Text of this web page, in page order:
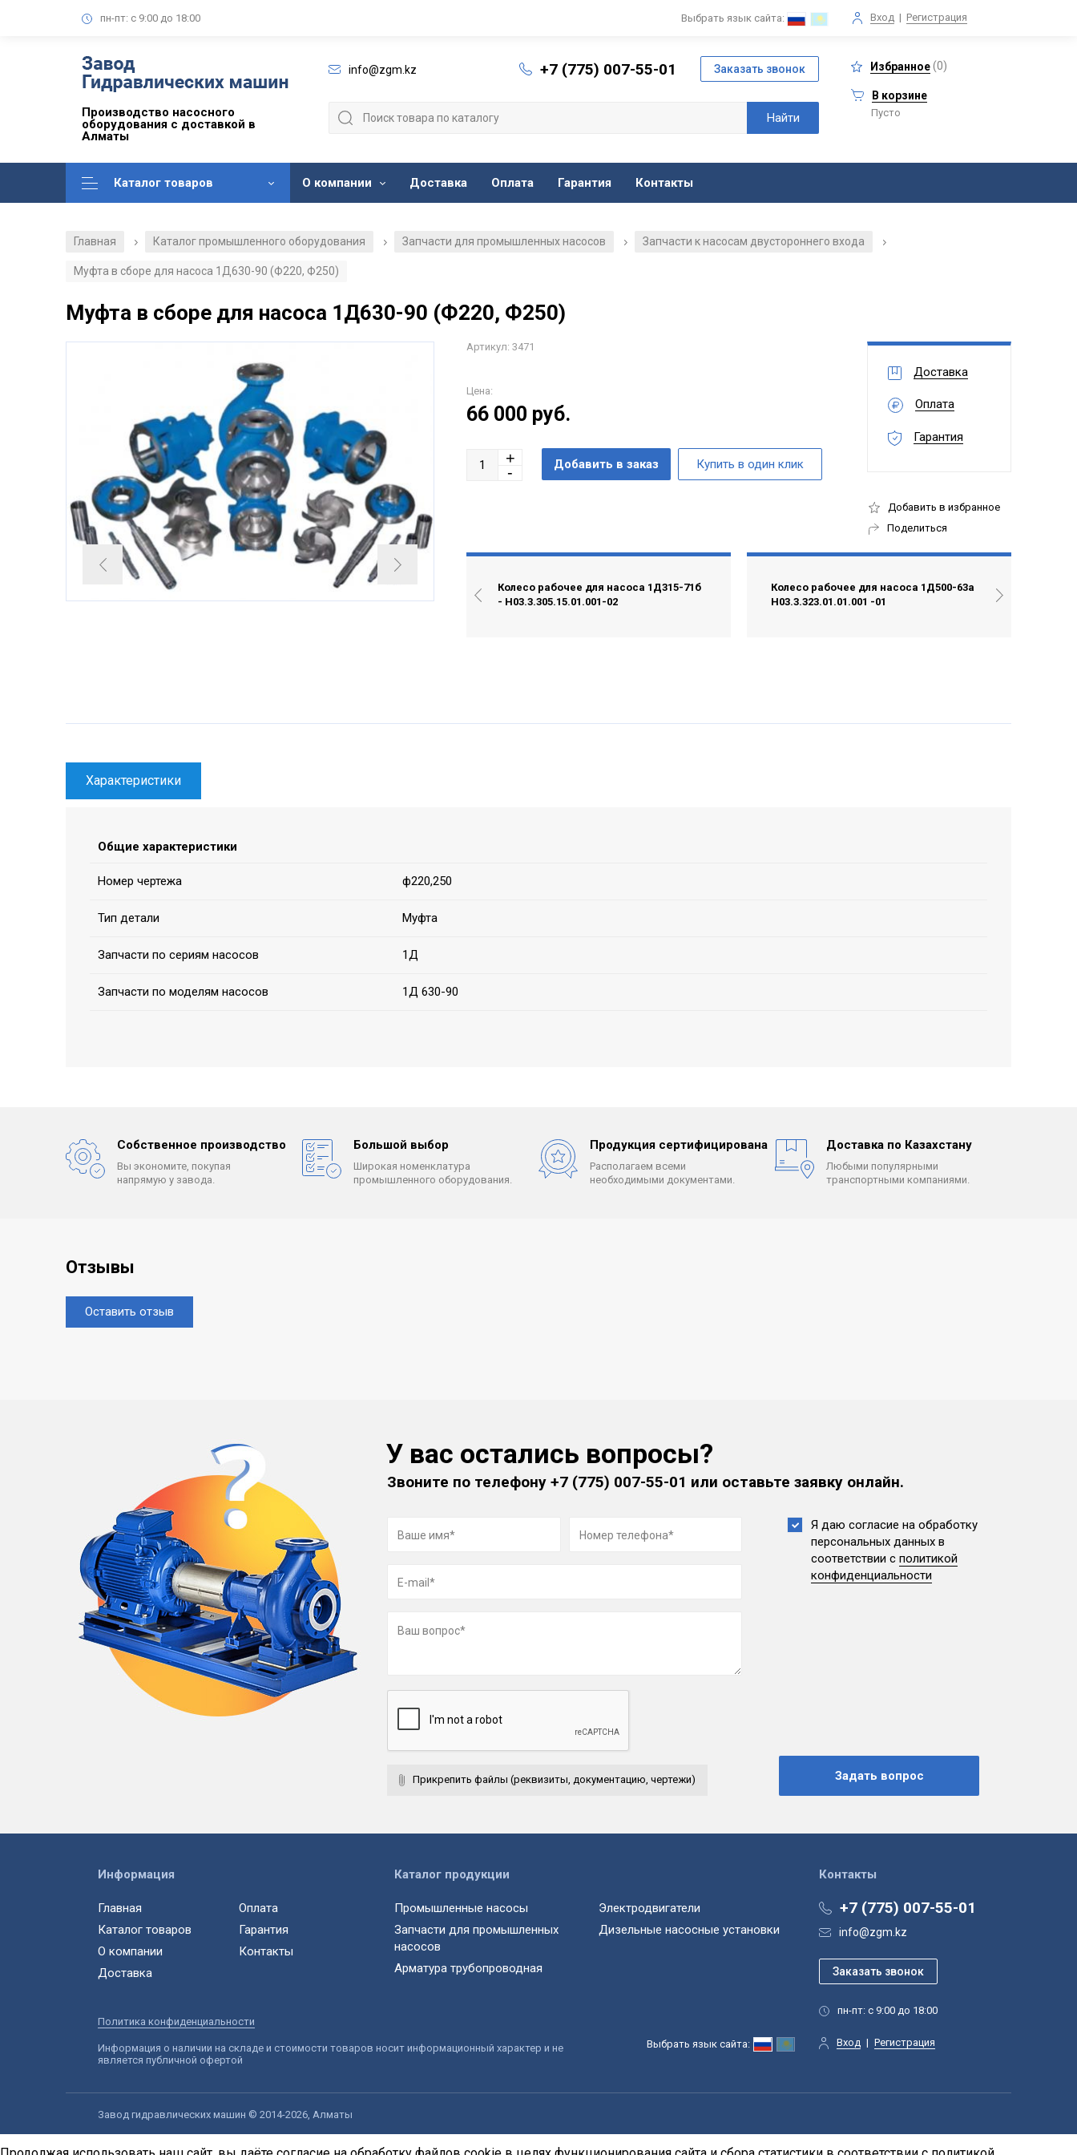
пн-пт: с 9:00 до 18:00 Вход | Регистрация
Выбрать язык сайта:
Производство насосного
оборудования с доставкой в
Алматы
info@zgm.kz +7 (775) 007-55-01 Избранное(0)
В корзине
Пусто
Каталог товаров О компании Доставка Оплата Гарантия Контакты
Главная / Каталог промышленного оборудования / Запчасти для промышленных насосов / Запчасти к насосам двустороннего входа
/
Муфта в сборе для насоса 1Д630-90 (Ф220, Ф250)
Муфта в сборе для насоса 1Д630-90 (Ф220, Ф250)
Артикул: 3471
Цена:
66 000 руб.
Доставка
Оплата
Гарантия
Добавить в избранное
Поделиться
Колесо рабочее для насоса 1Д315-71б
- Н03.3.305.15.01.001-02
Колесо рабочее для насоса 1Д500-63а
Н03.3.323.01.01.001 -01
Характеристики
Общие характеристики
Номер чертежа ф220,250
Тип детали Муфта
Запчасти по сериям насосов 1Д
Запчасти по моделям насосов 1Д 630-90
Собственное производство
Вы экономите, покупая
напрямую у завода.
Большой выбор
Широкая номенклатура
промышленного оборудования.
Продукция сертифицирована
Располагаем всеми
необходимыми документами.
Доставка по Казахстану
Любыми популярными
транспортными компаниями.
Отзывы
Оставить отзыв
У вас остались вопросы?
Звоните по телефону+7 (775) 007-55-01 или оставьте заявку онлайн.
Прикрепить файлы (реквизиты, документацию, чертежи)
Я даю согласие на обработку
персональных данных в
соответствии с политикой
конфиденциальности
Контакты
+7 (775) 007-55-01
info@zgm.kz
пн-пт: с 9:00 до 18:00
Вход | Регистрация
Выбрать язык сайта:
Информация
Главная
Каталог товаров
О компании
Доставка
Оплата
Гарантия
Контакты
Каталог продукции
Промышленные насосы
Запчасти для промышленных
насосов
Арматура трубопроводная
Электродвигатели
Дизельные насосные установки
Политика конфиденциальности
Информация о наличии на складе и стоимости товаров носит информационный характер и не
является публичной офертой
Завод гидравлических машин © 2014-2026, Алматы